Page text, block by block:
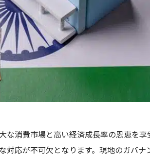
な消費市場と高い経済成長率の恩恵を
対応が不可欠となります。現地のガバナ